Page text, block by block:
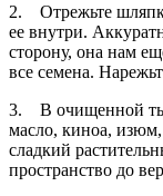
2. Отрежьте
ее внутри.
сторону, она нам
все семена.
3. В очищенной
масло, киноа,
сладкий
пространство до